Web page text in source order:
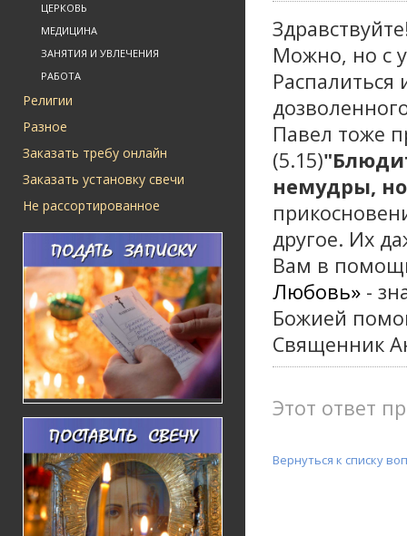
ЦЕРКОВЬ
МЕДИЦИНА
ЗАНЯТИЯ И УВЛЕЧЕНИЯ
РАБОТА
Религии
Разное
Заказать требу онлайн
Заказать установку свечи
Не рассортированное
Можно, но с
Распалиться
Павел тоже
(5.15)
немудры,
другое. Их
Вам в
Любовь» -
Божией
Священник
Этот ответ
Вернуться к списку